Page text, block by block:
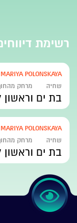
רשימת
MARIYA POLONSKAYA
שחיה מרחק
בת ים וראשון
MARIYA POLONSKAYA
שחיה מרחק
בת ים וראשון